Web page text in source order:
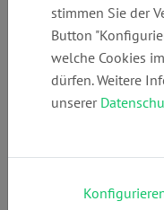
stimmen Sie der
Button
welche Cookies
dürfen. Weitere
unserer